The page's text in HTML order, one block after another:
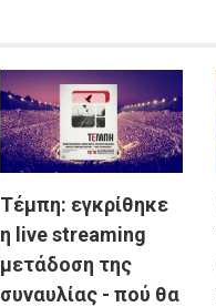
Τέμπη: εγκρίθηκε
η live streaming
μετάδοση της
συναυλίας - πού θα